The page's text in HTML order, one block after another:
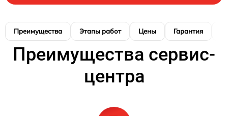
Преимущества Этапы работ Цены Гарантия
Преимущества сервис-
центра